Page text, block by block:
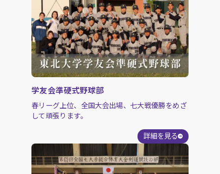
学友会準硬式野球部
春リーグ上位、全国大会出場、七大戦優勝をめざ
して頑張ります。
詳細を見る